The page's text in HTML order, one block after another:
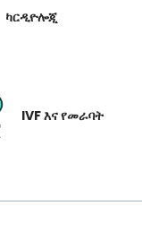
ካርዲዮሎጂ
IVF እና የመራባት